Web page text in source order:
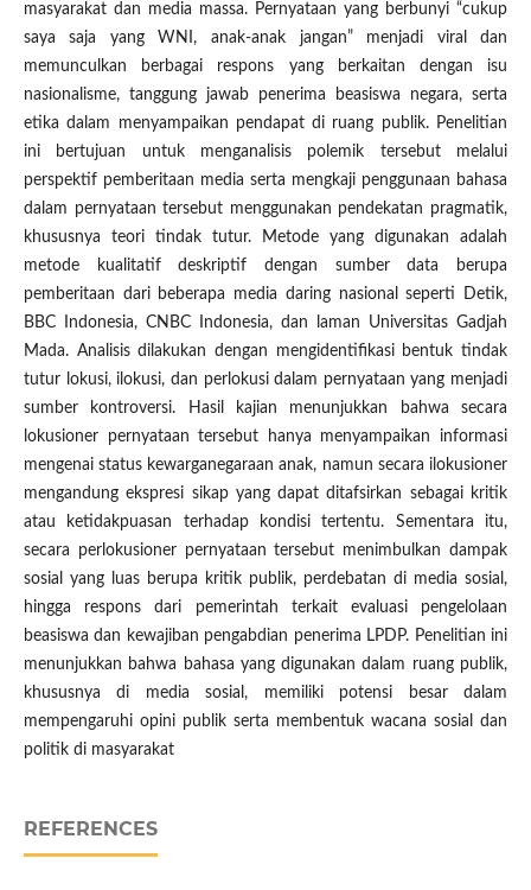
masyarakat dan media massa. Pernyataan yang berbunyi “cukup
saya saja yang WNI, anak-anak jangan” menjadi viral dan
memunculkan berbagai respons yang berkaitan dengan isu
nasionalisme, tanggung jawab penerima beasiswa negara, serta
etika dalam menyampaikan pendapat di ruang publik. Penelitian
ini bertujuan untuk menganalisis polemik tersebut melalui
perspektif pemberitaan media serta mengkaji penggunaan bahasa
dalam pernyataan tersebut menggunakan pendekatan pragmatik,
khususnya teori tindak tutur. Metode yang digunakan adalah
metode kualitatif deskriptif dengan sumber data berupa
pemberitaan dari beberapa media daring nasional seperti Detik,
BBC Indonesia, CNBC Indonesia, dan laman Universitas Gadjah
Mada. Analisis dilakukan dengan mengidentifikasi bentuk tindak
tutur lokusi, ilokusi, dan perlokusi dalam pernyataan yang menjadi
sumber kontroversi. Hasil kajian menunjukkan bahwa secara
lokusioner pernyataan tersebut hanya menyampaikan informasi
mengenai status kewarganegaraan anak, namun secara ilokusioner
mengandung ekspresi sikap yang dapat ditafsirkan sebagai kritik
atau ketidakpuasan terhadap kondisi tertentu. Sementara itu,
secara perlokusioner pernyataan tersebut menimbulkan dampak
sosial yang luas berupa kritik publik, perdebatan di media sosial,
hingga respons dari pemerintah terkait evaluasi pengelolaan
beasiswa dan kewajiban pengabdian penerima LPDP. Penelitian ini
menunjukkan bahwa bahasa yang digunakan dalam ruang publik,
khususnya di media sosial, memiliki potensi besar dalam
mempengaruhi opini publik serta membentuk wacana sosial dan
politik di masyarakat
REFERENCES